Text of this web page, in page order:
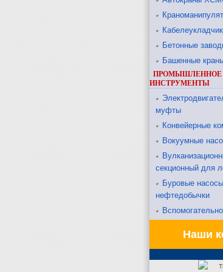
Бетонные
Башенные
ПРОМЫШЛЕННОЕ
ИНСТРУМЕНТЫ
муфты
Конвейерные
Вокуумные
секционный для
Буровые
нефтедобычки
Наши